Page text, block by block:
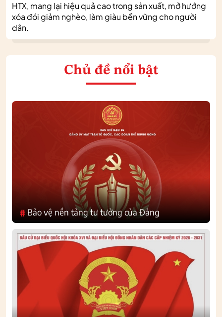
HTX, mang lại hiệu quả cao trong sản xuất, mở hướng
xóa đói giảm nghèo, làm giàu bền vững cho người
dân.
Chủ đề nổi bật
# Bảo vệ nền tảng tư tưởng của Đảng